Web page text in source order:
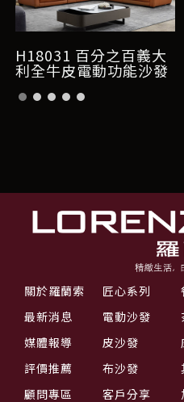
H18031 百分之百義大
利全牛皮電動功能沙發
關於羅蘭索 匠心系列
最新消息
電動沙發
媒體報導
皮沙發
評價推薦
布沙發
顧問專區
客戶分享